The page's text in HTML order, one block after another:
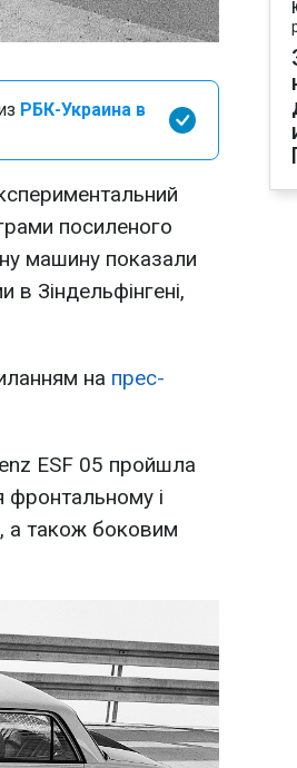
РБК-Украина в
посиленого
машину показали
в Зіндельфінгені,
на прес-
ESF 05 пройшла
фронтальному і
а також боковим